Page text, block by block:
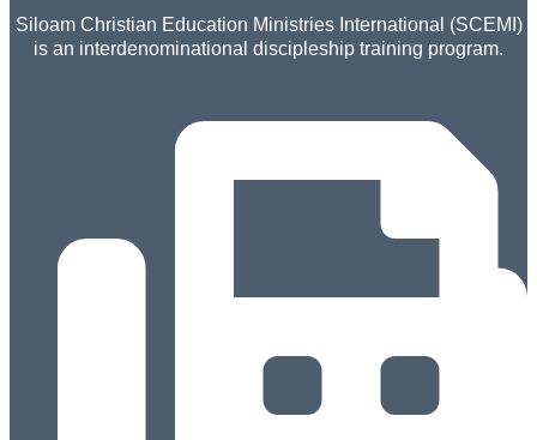
Siloam Christian Education Ministries International (SCEMI)
is an interdenominational discipleship training program.